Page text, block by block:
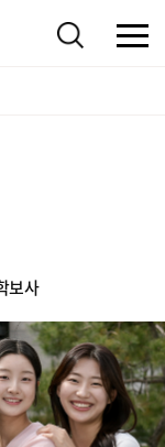
보사